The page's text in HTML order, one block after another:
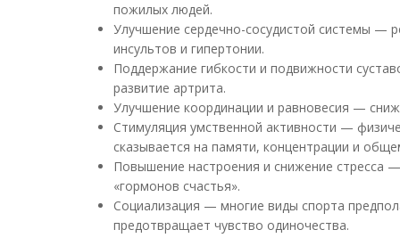
пожилых людей.
Улучшение сердечно-сосудистой системы —
инсультов и гипертонии.
Поддержание гибкости и подвижности
развитие артрита.
Улучшение координации и равновесия —
Стимуляция умственной активности —
сказывается на памяти, концентрации и
Повышение настроения и снижение стресса
«гормонов счастья».
Социализация — многие виды спорта
предотвращает чувство одиночества.